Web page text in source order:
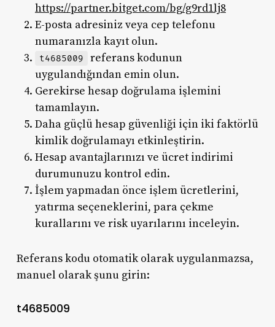
https://partner.bitget.com/bg/g9rd1lj8
E-posta adresiniz veya cep telefonu
numaranızla kayıt olun.
t4685009
referans kodunun
uygulandığından emin olun.
Gerekirse hesap doğrulama işlemini
tamamlayın.
Daha güçlü hesap güvenliği için iki faktörlü
kimlik doğrulamayı etkinleştirin.
Hesap avantajlarınızı ve ücret indirimi
durumunuzu kontrol edin.
İşlem yapmadan önce işlem ücretlerini,
yatırma seçeneklerini, para çekme
kurallarını ve risk uyarılarını inceleyin.
Referans kodu otomatik olarak uygulanmazsa,
manuel olarak şunu girin:
t4685009